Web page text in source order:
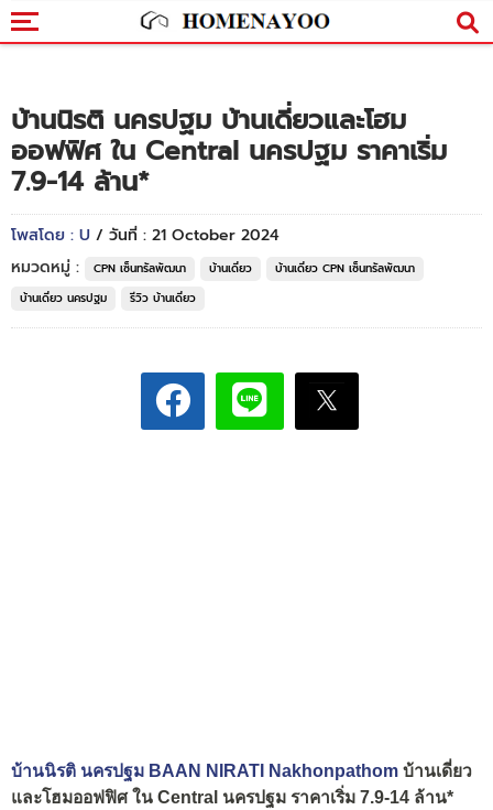
บ้านนิรติ นครปฐม บ้านเดี่ยวและโฮม
ออฟฟิศ ใน Central นครปฐม ราคาเริ่ม
7.9-14 ล้าน*
โพสโดย : U / วันที่ : 21 October 2024
หมวดหมู่ :
CPN เซ็นทรัลพัฒนา บ้านเดี่ยว
บ้านเดี่ยว CPN เซ็นทรัลพัฒนา
บ้านเดี่ยว นครปฐม
รีวิว บ้านเดี่ยว
บ้านนิรติ นครปฐม BAAN NIRATI Nakhonpathom บ้านเดี่ยว
และโฮมออฟฟิศ ใน Central นครปฐม ราคาเริ่ม 7.9-14 ล้าน*